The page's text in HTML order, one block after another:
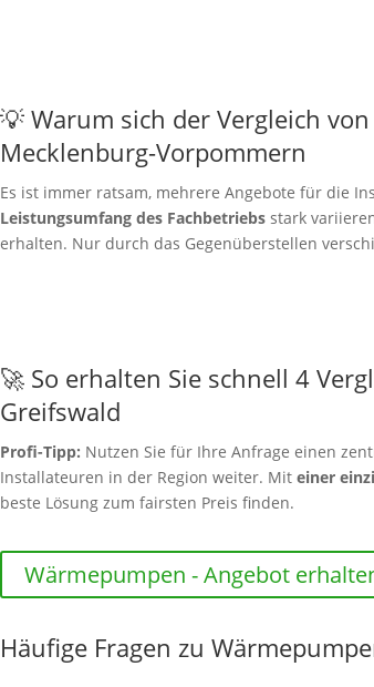
💡 Warum sich der Vergleich
Mecklenburg-Vorpommern
Es ist immer ratsam, mehrere Angebote für die
Leistungsumfang des Fachbetriebs stark
erhalten. Nur durch das Gegenüberstellen
🚀 So erhalten Sie schnell 4
Greifswald
Profi-Tipp: Nutzen Sie für Ihre Anfrage einen
Installateuren in der Region weiter. Mit einer
beste Lösung zum fairsten Preis finden.
Wärmepumpen - Angebot
Häufige Fragen zu